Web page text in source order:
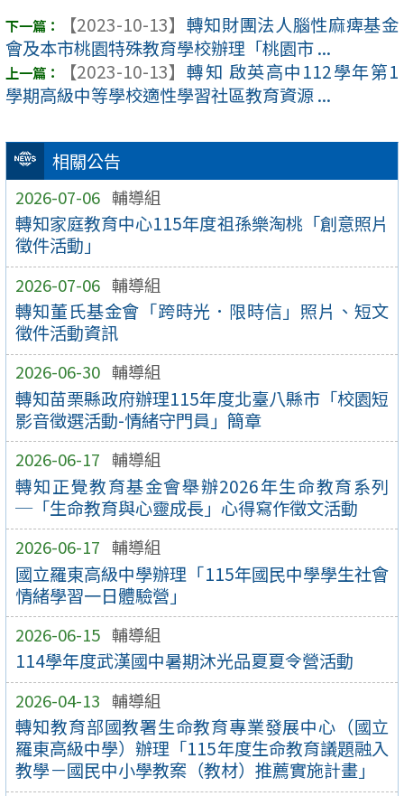
相關公告
2026-07-06 輔導組
轉知家庭教育中心115年度祖孫樂淘桃「創意照片
徵件活動」
2026-07-06 輔導組
轉知董氏基金會「跨時光．限時信」照片、短文
徵件活動資訊
2026-06-30 輔導組
轉知苗栗縣政府辦理115年度北臺八縣市「校園短
影音徵選活動-情緒守門員」簡章
2026-06-17 輔導組
轉知正覺教育基金會舉辦2026年生命教育系列
─「生命教育與心靈成長」心得寫作徵文活動
2026-06-17 輔導組
國立羅東高級中學辦理「115年國民中學學生社會
情緒學習一日體驗營」
2026-06-15 輔導組
114學年度武漢國中暑期沐光品夏夏令營活動
2026-04-13 輔導組
轉知教育部國教署生命教育專業發展中心（國立
羅東高級中學）辦理「115年度生命教育議題融入
教學－國民中小學教案（教材）推薦實施計畫」
【2023-10-13】 轉知財團法人腦性麻痺基金
會及本市桃園特殊教育學校辦理「桃園市 ...
【2023-10-13】 轉知 啟英高中112學年第1
學期高級中等學校適性學習社區教育資源 ...